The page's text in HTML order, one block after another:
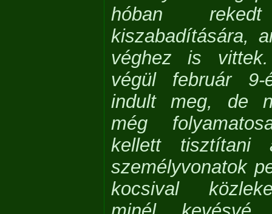
hóban
kiszabadítására,
véghez is
végül február 9-
indult meg, de
még
kellett
személyvonatok
kocsival